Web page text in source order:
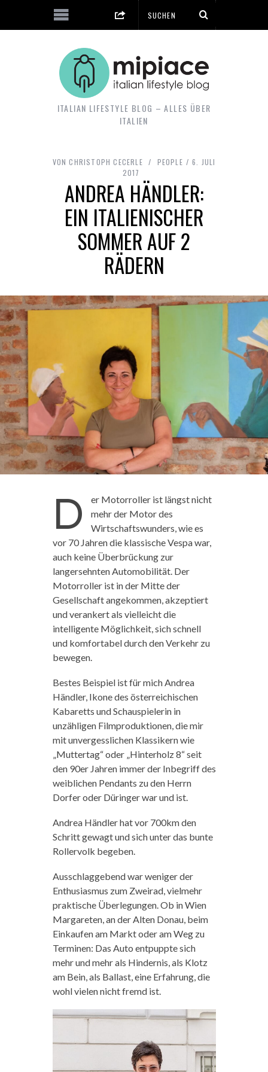
ITALIAN LIFESTYLE BLOG – ALLES ÜBER
ITALIEN
VON CHRISTOPH CECERLE PEOPLE
6. JULI
2017
ANDREA HÄNDLER:
EIN ITALIENISCHER
SOMMER AUF 2
RÄDERN
D
er Motorroller ist längst nicht
mehr der Motor des
Wirtschaftswunders, wie es
vor 70 Jahren die klassische Vespa war,
auch keine Überbrückung zur
langersehnten Automobilität. Der
Motorroller ist in der Mitte der
Gesellschaft angekommen, akzeptiert
und verankert als vielleicht die
intelligente Möglichkeit, sich schnell
und komfortabel durch den Verkehr zu
bewegen.
Bestes Beispiel ist für mich Andrea
Händler, Ikone des österreichischen
Kabaretts und Schauspielerin in
unzähligen Filmproduktionen, die mir
mit unvergesslichen Klassikern wie
„Muttertag“ oder „Hinterholz 8“ seit
den 90er Jahren immer der Inbegriff des
weiblichen Pendants zu den Herrn
Dorfer oder Düringer war und ist.
Andrea Händler hat vor 700km den
Schritt gewagt und sich unter das bunte
Rollervolk begeben.
Ausschlaggebend war weniger der
Enthusiasmus zum Zweirad, vielmehr
praktische Überlegungen. Ob in Wien
Margareten, an der Alten Donau, beim
Einkaufen am Markt oder am Weg zu
Terminen: Das Auto entpuppte sich
mehr und mehr als Hindernis, als Klotz
am Bein, als Ballast, eine Erfahrung, die
wohl vielen nicht fremd ist.